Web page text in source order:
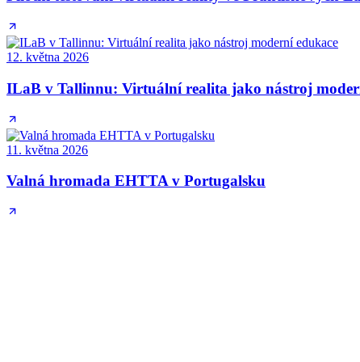
12. května 2026
ILaB v Tallinnu: Virtuální realita jako nástroj
11. května 2026
Valná hromada EHTTA v Portugalsku